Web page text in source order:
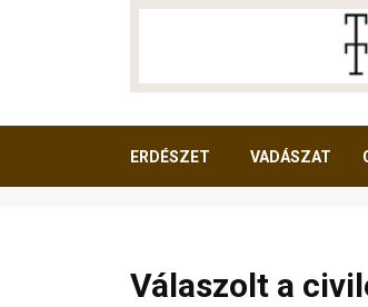
ERDÉSZET VADÁSZAT
Válaszolt a